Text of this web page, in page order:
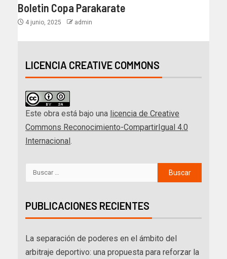
Boletin Copa Parakarate
4 junio, 2025 admin
LICENCIA CREATIVE COMMONS
Este obra está bajo una licencia de Creative
Commons Reconocimiento-CompartirIgual 4.0
Internacional.
PUBLICACIONES RECIENTES
La separación de poderes en el ámbito del
arbitraje deportivo: una propuesta para reforzar la